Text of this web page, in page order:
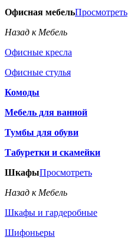
Офисная мебельПросмотреть
Назад к Мебель
Офисные кресла
Офисные стулья
Комоды
Мебель для ванной
Тумбы для обуви
Табуретки и скамейки
ШкафыПросмотреть
Назад к Мебель
Шкафы и гардеробные
Шифоньеры